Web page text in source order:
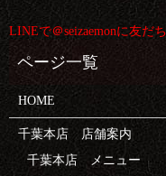
LINEで＠seizaemonに友だ
HOME
千葉本店 店舗案内
千葉本店 メニュー